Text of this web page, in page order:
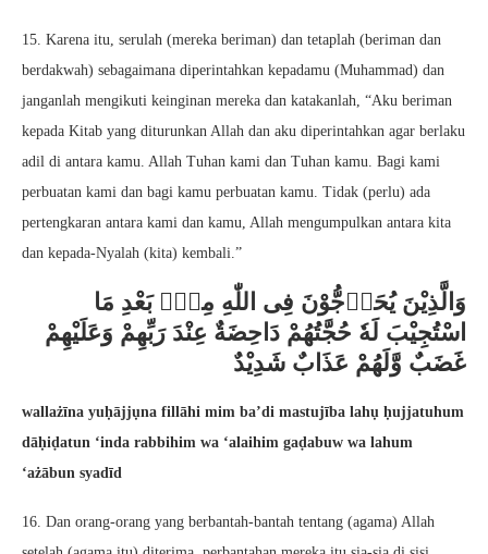
15. Karena itu, serulah (mereka beriman) dan tetaplah (beriman dan
berdakwah) sebagaimana diperintahkan kepadamu (Muhammad) dan
janganlah mengikuti keinginan mereka dan katakanlah, “Aku beriman
kepada Kitab yang diturunkan Allah dan aku diperintahkan agar berlaku
adil di antara kamu. Allah Tuhan kami dan Tuhan kamu. Bagi kami
perbuatan kami dan bagi kamu perbuatan kamu. Tidak (perlu) ada
pertengkaran antara kami dan kamu, Allah mengumpulkan antara kita
dan kepada-Nyalah (kita) kembali.”
وَالَّذِيْنَ يُحَاۤجُّوْنَ فِى اللّٰهِ مِنْۢ بَعْدِ مَا
اسْتُجِيْبَ لَهٗ حُجَّتُهُمْ دَاحِضَةٌ عِنْدَ رَبِّهِمْ وَعَلَيْهِمْ
غَضَبٌ وَّلَهُمْ عَذَابٌ شَدِيْدٌ
wallażīna yuḥājjụna fillāhi mim ba’di mastujība lahụ ḥujjatuhum
dāḥiḍatun ‘inda rabbihim wa ‘alaihim gaḍabuw wa lahum
‘ażābun syadīd
16. Dan orang-orang yang berbantah-bantah tentang (agama) Allah